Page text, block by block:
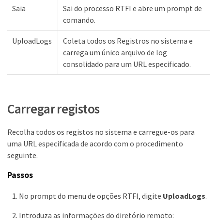
Saia
Sai do processo RTFI e abre um prompt de
comando.
UploadLogs
Coleta todos os Registros no sistema e
carrega um único arquivo de log
consolidado para um URL especificado.
Carregar registos
Recolha todos os registos no sistema e carregue-os para
uma URL especificada de acordo com o procedimento
seguinte.
Passos
No prompt do menu de opções RTFI, digite UploadLogs.
Introduza as informações do diretório remoto: